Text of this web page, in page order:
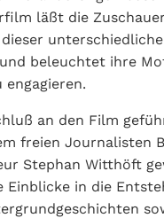
läßt die
beleuchtet ihre
engagieren.
an den Film
freien Journalisten
Stephan Witthöft
Einblicke in die